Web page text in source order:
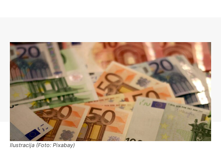
Ilustracija (Foto: Pixabay)